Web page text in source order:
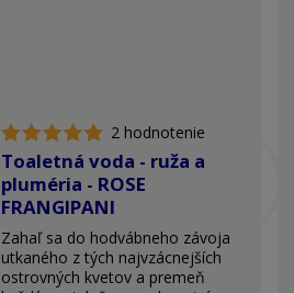
2 hodnotenie
Toaletná voda - ruža a
pluméria - ROSE
FRANGIPANI
Zahaľ sa do hodvábneho závoja
utkaného z tých najvzácnejších
ostrovných kvetov a premeň